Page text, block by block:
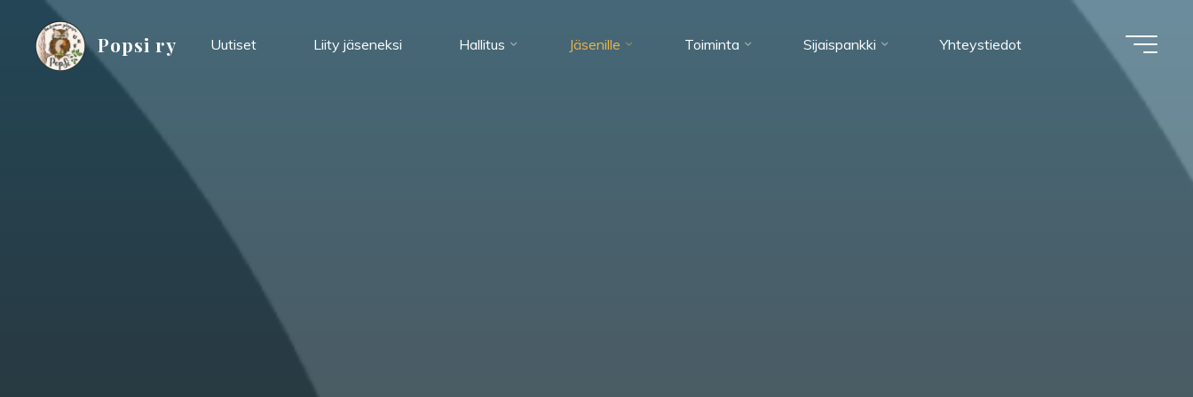
content
Popsi ry Uutiset Liity jäseneksi Hallitus Jäsenille Toiminta Sijaispankki Yhteystiedot